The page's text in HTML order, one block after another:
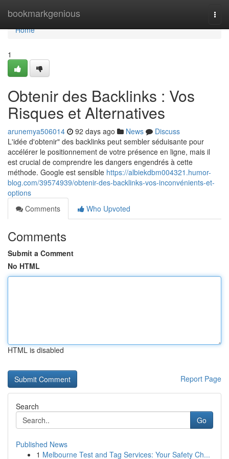
bookmarkgenious
Home
Home
1
Obtenir des Backlinks : Vos
Risques et Alternatives
arunemya506014 92 days ago News
Discuss
L'idée d'obtenir" des backlinks peut sembler séduisante pour
accélérer le positionnement de votre présence en ligne, mais il
est crucial de comprendre les dangers engendrés à cette
méthode. Google est sensible https://albiekdbm004321.humor-
blog.com/39574939/obtenir-des-backlinks-vos-inconvénients-et-
options
Comments
Who Upvoted
Comments
Submit a Comment
No HTML
HTML is disabled
Report Page
Search
Go
Published News
1 Melbourne Test and Tag Services: Your Safety Ch...